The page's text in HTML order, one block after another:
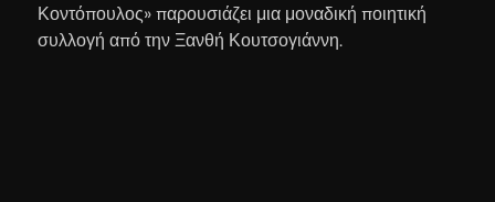
Κοντόπουλος» παρουσιάζει μια μοναδική ποιητική
συλλογή από την Ξανθή Κουτσογιάννη.